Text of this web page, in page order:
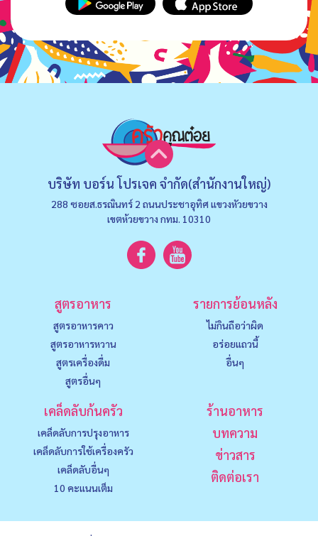
บริษัท บอร์น โปรเจค จำกัด(สำนักงานใหญ่)
288 ซอยส.ธรณินทร์ 2 ถนนประชาอุทิศ แขวงหัวยขวาง
เขตห้วยขวาง กทม. 10310
สูตรอาหาร
สูตรอาหารคาว
สูตรอาหารหวาน
สูตรเครื่องดื่ม
สูตรอื่นๆ
รายการย้อนหลัง
ไม่กินถือว่าผิด
อร่อยแถวนี้
อื่นๆ
เคล็ดลับก้นครัว
เคล็ดลับการปรุงอาหาร
เคล็ดลับการใช้เครื่องครัว
เคล็ดลับอื่นๆ
10 คะแนนเต็ม
ร้านอาหาร
บทความ
ข่าวสาร
ติดต่อเรา